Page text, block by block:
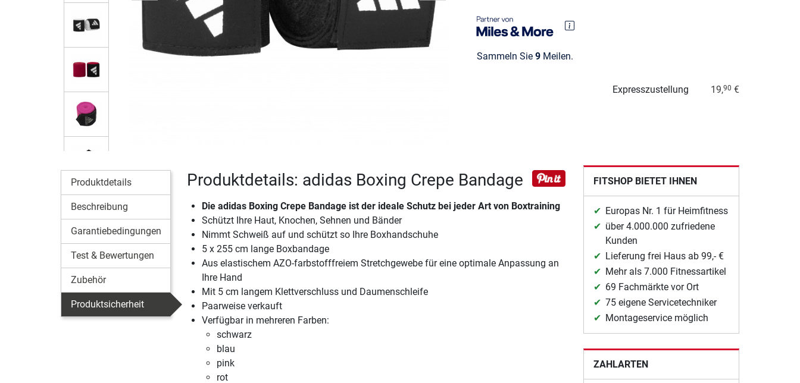
Sammeln Sie 9Meilen.
Expresszustellung 19,90 €
Produktdetails
Beschreibung
Garantiebedingungen
Test & Bewertungen
Zubehör
Produktsicherheit
Produktdetails: adidas Boxing Crepe Bandage
Die adidas Boxing Crepe Bandageist der ideale Schutz bei jeder Art von Boxtraining
Schützt Ihre Haut, Knochen, Sehnen und Bänder
Nimmt Schweiß auf und schützt so Ihre Boxhandschuhe
5 x 255 cm lange Boxbandage
Aus elastischem AZO-farbstofffreiem Stretchgewebe für eine optimale Anpassung an
Ihre Hand
Mit 5 cm langem Klettverschluss und Daumenschleife
Paarweise verkauft
Verfügbar in mehreren Farben:
schwarz
blau
pink
rot
FITSHOP BIETET IHNEN
Europas Nr. 1 für Heimfitness
über 4.000.000 zufriedene
Kunden
Lieferung frei Haus ab 99,- €
Mehr als 7.000 Fitnessartikel
69 Fachmärkte vor Ort
75 eigene Servicetechniker
Montageservice möglich
ZAHLARTEN